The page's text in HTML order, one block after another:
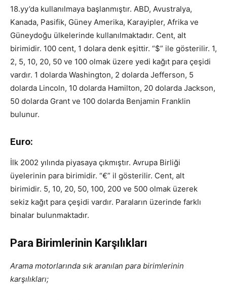
18.yy’da kullanılmaya başlanmıştır. ABD, Avustralya,
Kanada, Pasifik, Güney Amerika, Karayipler, Afrika ve
Güneydoğu ülkelerinde kullanılmaktadır. Cent, alt
birimidir. 100 cent, 1 dolara denk eşittir. “$” ile gösterilir. 1,
2, 5, 10, 20, 50 ve 100 olmak üzere yedi kağıt para çeşidi
vardır. 1 dolarda Washington, 2 dolarda Jefferson, 5
dolarda Lincoln, 10 dolarda Hamilton, 20 dolarda Jackson,
50 dolarda Grant ve 100 dolarda Benjamin Franklin
bulunur.
Euro:
İlk 2002 yılında piyasaya çıkmıştır. Avrupa Birliği
üyelerinin para birimidir. “€” il gösterilir. Cent, alt
birimidir. 5, 10, 20, 50, 100, 200 ve 500 olmak üzerek
sekiz kağıt para çeşidi vardır. Paraların üzerinde farklı
binalar bulunmaktadır.
Para Birimlerinin Karşılıkları
Arama motorlarında sık aranılan para birimlerinin
karşılıkları;